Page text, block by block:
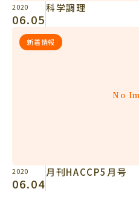
2020
06.05
科学調理
No
新着情報
2020
06.04
月刊HACCP5月号